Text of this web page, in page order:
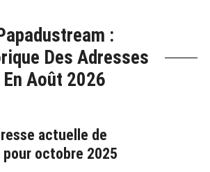
:
Des Adresses
En Août 2026
actuelle de
octobre 2025